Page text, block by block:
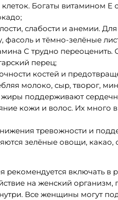
Богаты витамином E
слабости и анемии.
фасоль и тёмно-зелёные
C трудно переоценить.
перец;
костей и
молоко, сыр, творог,
поддерживают
кожи и волос. Их много
тревожности и
зелёные овощи, какао,
рекомендуется включать
на женский организм,
Все женщины могут